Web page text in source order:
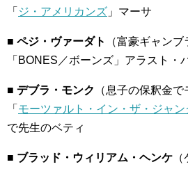
「 ジ・アメリカンズ 」マーサ
■ ペジ・ヴァーダト
（富豪ギャンブ
「BONES／ボーンズ」アラスト・
■ デブラ・モンク
（息子の保釈金
「 モーツァルト・イン・ザ・ジャン
で先生のベティ
■ ブラッド・ウィリアム・ヘンケ